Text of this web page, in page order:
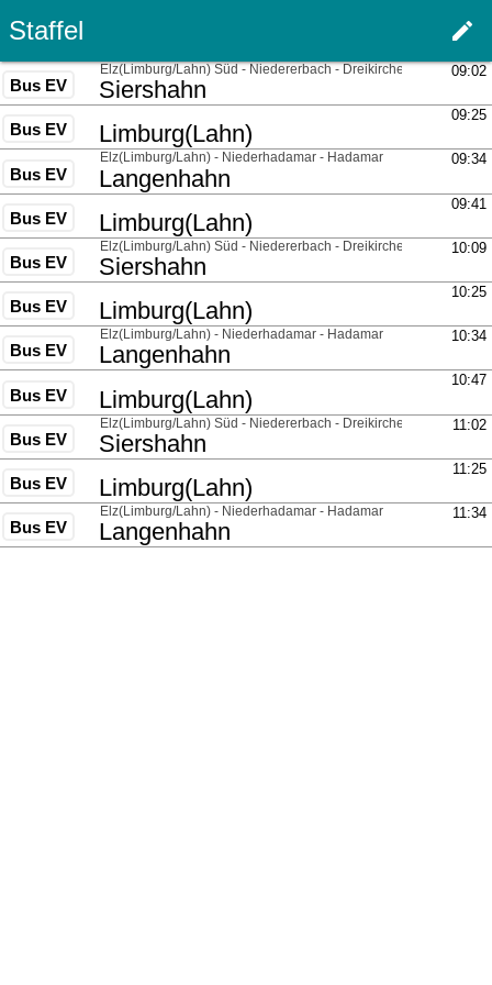
Staffel edit
Bus EV nach
Siershahn
09:02
über
Elz(Limburg/Lahn) Süd - Niedererbach - Dreikirchen
Bus EV nach
Limburg(Lahn)
09:25
Bus EV nach
Langenhahn
09:34
über
Elz(Limburg/Lahn) - Niederhadamar - Hadamar
Bus EV nach
Limburg(Lahn)
09:41
Bus EV nach
Siershahn
10:09
über
Elz(Limburg/Lahn) Süd - Niedererbach - Dreikirchen
Bus EV nach
Limburg(Lahn)
10:25
Bus EV nach
Langenhahn
10:34
über
Elz(Limburg/Lahn) - Niederhadamar - Hadamar
Bus EV nach
Limburg(Lahn)
10:47
Bus EV nach
Siershahn
11:02
über
Elz(Limburg/Lahn) Süd - Niedererbach - Dreikirchen
Bus EV nach
Limburg(Lahn)
11:25
Bus EV nach
Langenhahn
11:34
über
Elz(Limburg/Lahn) - Niederhadamar - Hadamar